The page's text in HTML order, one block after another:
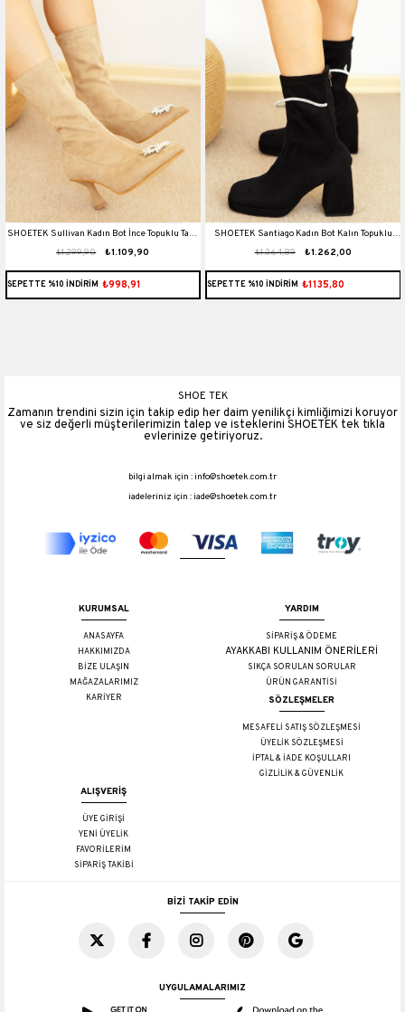
SHOETEK Sullivan Kadın Bot İnce Topuklu Taşlı
Ten Süet₺1.109,90
₺1.299,90
SEPETTE %10 İNDİRİM ₺998,91
SHOETEK Santiago Kadın Bot Kalın Topuklu
Taşlı Siyah Süet
₺1.262,00
₺1.364,89
SEPETTE %10 İNDİRİM ₺1135,80
SHOE TEK
Zamanın trendini sizin için takip edip her daim yenilikçi kimliğimizi koruyor
ve siz değerli müşterilerimizin talep ve isteklerini SHOETEK tek tıkla
evlerinize getiriyoruz.
bilgi almak için :info@shoetek.com.tr
iadeleriniz için :iade@shoetek.com.tr
KURUMSAL
ANASAYFA
HAKKIMIZDA
BİZE ULAŞIN
MAĞAZALARIMIZ
KARİYER
YARDIM
SİPARİŞ & ÖDEME
AYAKKABI KULLANIM ÖNERİLERİ
SIKÇA SORULAN SORULAR
ÜRÜN GARANTİSİ
SÖZLEŞMELER
MESAFELİ SATIŞ SÖZLEŞMESİ
ÜYELİK SÖZLEŞMESİ
İPTAL & İADE KOŞULLARI
GİZLİLİK & GÜVENLİK
ALIŞVERİŞ
ÜYE GİRİŞİ
YENİ ÜYELİK
FAVORİLERİM
SİPARİŞ TAKİBİ
BİZİ TAKİP EDİN
UYGULAMALARIMIZ